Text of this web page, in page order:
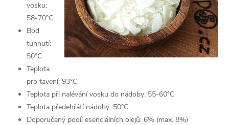
vosku:
58-70°C
Bod
tuhnutí:
50°C
Teplota
pro tavení: 93°C
Teplota při nalévání vosku do nádoby: 55-60°C
Teplota předehřátí nádoby: 50°C
Doporučený podíl esenciálních olejů: 6% (max. 8%)